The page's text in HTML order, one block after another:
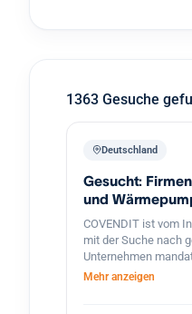
1363 Gesuche
Deutschland
Gesucht:
und
COVENDIT ist vom
mit der Suche nach
Unternehmen
Betriebe, die mit der
Mehr anzeigen